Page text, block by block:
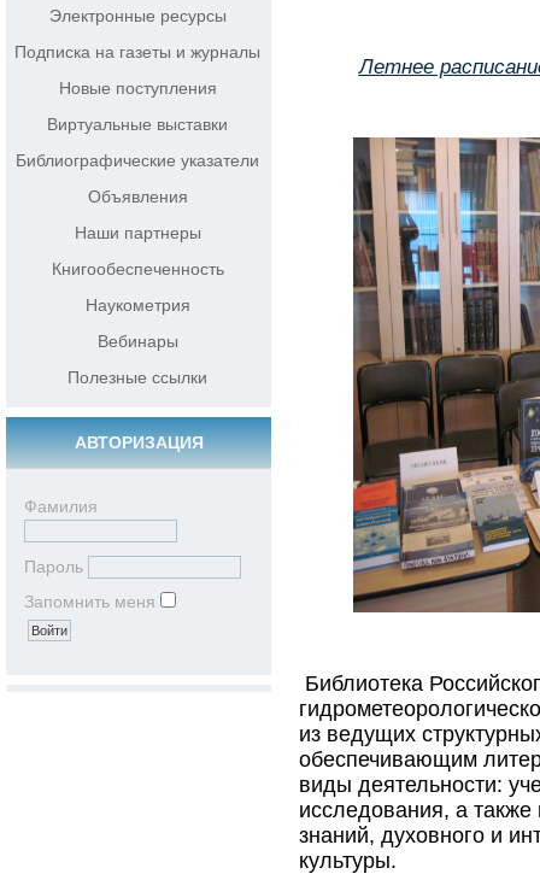
Электронные ресурсы
Подписка на газеты и журналы
Новые поступления
Виртуальные выставки
Библиографические указатели
Объявления
Наши партнеры
Книгообеспеченность
Наукометрия
Вебинары
Полезные ссылки
АВТОРИЗАЦИЯ
Фамилия
Пароль
Запомнить меня
Летнее
Библиотека
из ведущих
обеспечивающим
виды деятельности:
исследования, а
знаний, духовного и
культуры.